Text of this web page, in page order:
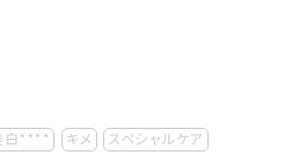
白**** キメ スペシャルケア